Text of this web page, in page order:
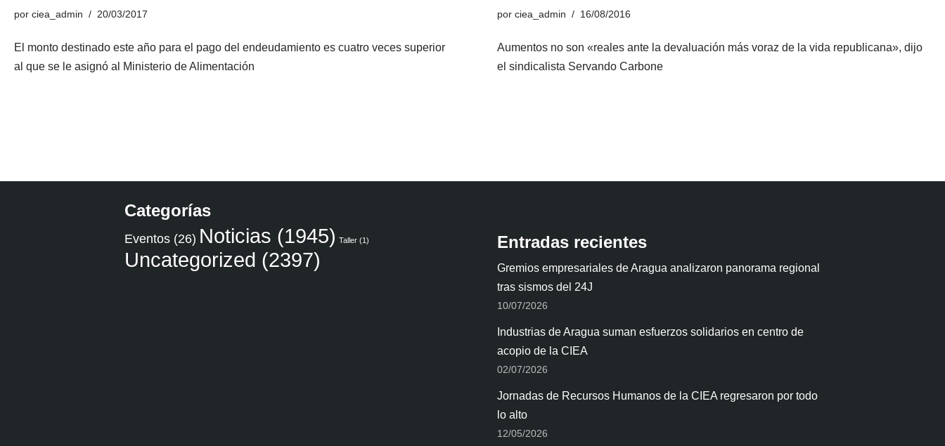
por ciea_admin 20/03/2017
El monto destinado este año para el pago del endeudamiento es cuatro veces superior
al que se le asignó al Ministerio de Alimentación
por ciea_admin 16/08/2016
Aumentos no son «reales ante la devaluación más voraz de la vida republicana», dijo
el sindicalista Servando Carbone
Categorías
Eventos (26) Noticias (1945) Taller (1)
Uncategorized (2397)
Entradas recientes
Gremios empresariales de Aragua analizaron panorama regional
tras sismos del 24J
10/07/2026
Industrias de Aragua suman esfuerzos solidarios en centro de
acopio de la CIEA
02/07/2026
Jornadas de Recursos Humanos de la CIEA regresaron por todo
lo alto
12/05/2026